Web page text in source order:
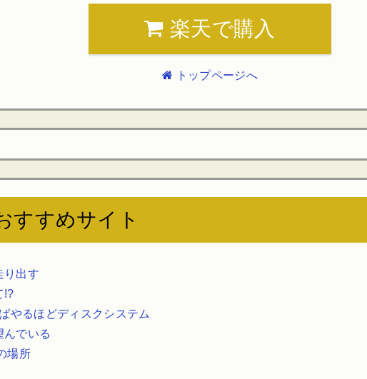
楽天で購入
トップページへ
すすめサイト
り出す
!?
やるほどディスクシステム
んでいる
場所